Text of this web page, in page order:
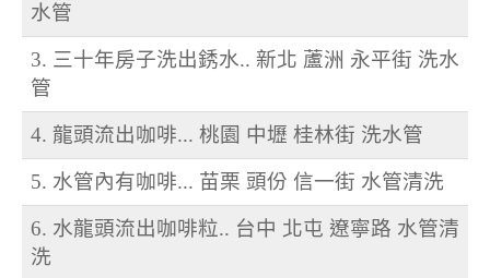
水管
3. 三十年房子洗出銹水.. 新北 蘆洲 永平街 洗水
管
4. 龍頭流出咖啡... 桃園 中壢 桂林街 洗水管
5. 水管內有咖啡... 苗栗 頭份 信一街 水管清洗
6. 水龍頭流出咖啡粒.. 台中 北屯 遼寧路 水管清
洗